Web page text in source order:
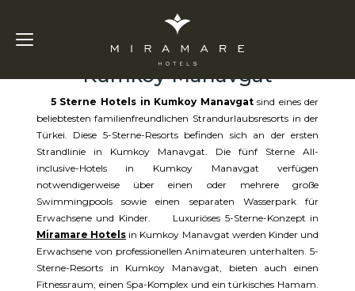
5 Sterne Hotels in
Kumkoy Manavgat
5 Sterne Hotels in Kumkoy Manavgatsind eines der
beliebtesten familienfreundlichen Strandurlaubsresorts in der
Türkei. Diese 5-Sterne-Resorts befinden sich an der ersten
Strandlinie in Kumkoy Manavgat. Die fünf Sterne All-
inclusive-Hotels in Kumkoy Manavgat verfügen
notwendigerweise über einen oder mehrere große
Swimmingpools sowie einen separaten Wasserpark für
Erwachsene und Kinder. Luxuriöses 5-Sterne-Konzept in
Miramare Hotels in Kumkoy Manavgat werden Kinder und
Erwachsene von professionellen Animateuren unterhalten. 5-
Sterne-Resorts in Kumkoy Manavgat, bieten auch einen
Fitnessraum, einen Spa-Komplex und ein türkisches Hamam.